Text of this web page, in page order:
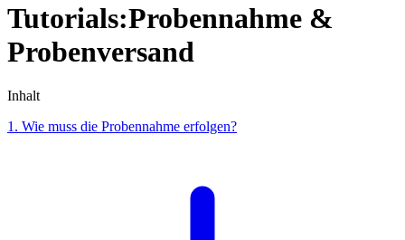
Tutorials:Probennahme &
Probenversand
Inhalt
1. Wie muss die Probennahme erfolgen?